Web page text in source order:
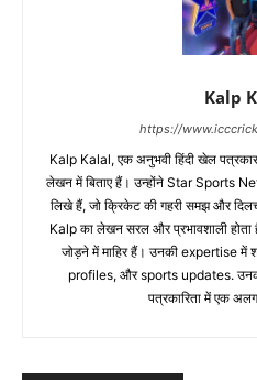
Kalp
https://
Kalp Kalal, एक अनुभवी हिंदी खेल
लेखन में बिताए हैं। उन्होंने Star Sports
लिखे हैं, जो क्रिकेट की गहरी समझ और
Kalp का लेखन सरल और प्रभावशाली
जोड़ने में माहिर हैं। उनकी expertise
profiles, और sports updates.
पत्रकारिता में एक